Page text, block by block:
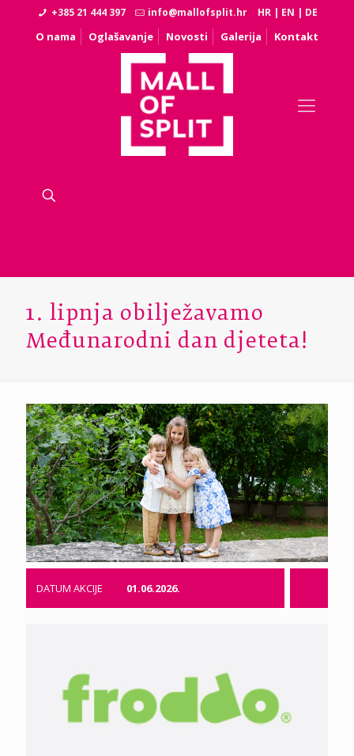
+385 21 444 397 info@mallofsplit.hr HR | EN | DE
O nama Oglašavanje Novosti Galerija Kontakt
1. lipnja obilježavamo
Međunarodni dan djeteta!
DATUM AKCIJE 01.06.2026.